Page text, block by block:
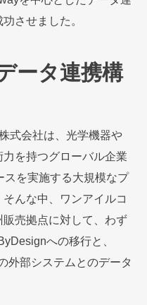
させました。
ータ連携構
式会社は、光学機器や
を持つグローバル企業
スを実施する大規模なプ
んな中、ワンアイルコ
売拠点に対して、わず
への移行と、
外部システムとのデータ